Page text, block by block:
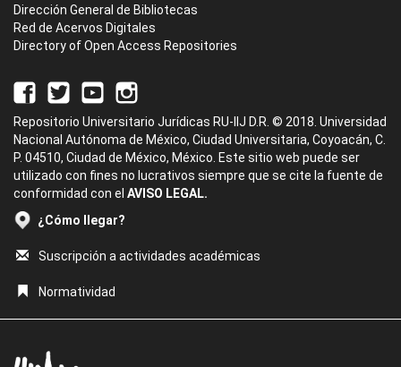
Dirección General de Bibliotecas
Red de Acervos Digitales
Directory of Open Access Repositories
Repositorio Universitario Jurídicas RU-IIJ D.R. © 2018. Universidad
Nacional Autónoma de México, Ciudad Universitaria, Coyoacán, C.
P. 04510, Ciudad de México, México. Este sitio web puede ser
utilizado con fines no lucrativos siempre que se cite la fuente de
conformidad con el AVISO LEGAL.
¿Cómo llegar?
Suscripción a actividades académicas
Normatividad